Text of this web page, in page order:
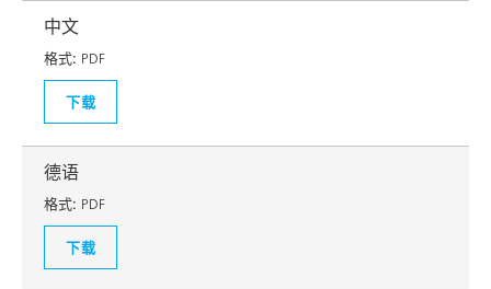
中文
格式: PDF
下载
德语
格式: PDF
下载